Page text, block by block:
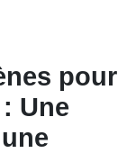
pour
Une